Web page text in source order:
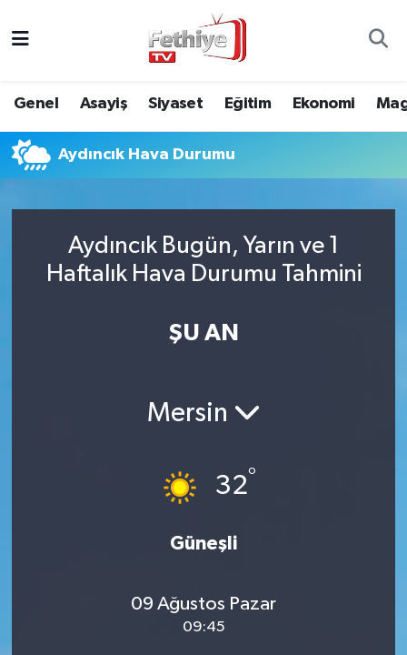
Genel Asayiş Siyaset Eğitim Ekonomi
Aydıncık Hava Durumu
Aydıncık Bugün, Yarın ve 1
Haftalık Hava Durumu Tahmini
ŞU AN
Mersin
32°
Güneşli
09 Ağustos Pazar
09:45
Asayiş
Eğitim
Ekonomi
Muğla Hava Durumu
Muğla Namaz Vakitleri
Muğla Trafik Yoğunluk Haritası
Süper Lig Puan Durumu ve Fikstür
Son Dakika Haberleri